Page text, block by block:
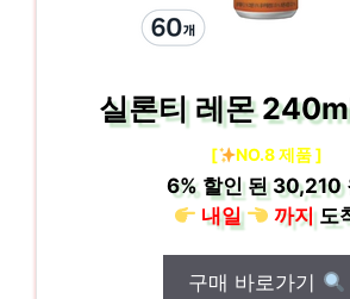
실론티 레몬
[ NO.8 제품 ]
6%할인 된30,210
내일
까지도
구매 바로가기